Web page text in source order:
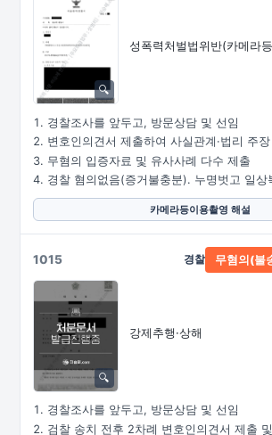
성폭력처벌법위반(카메라
경찰조사를 앞두고, 방문상담 및 선임
변호인의견서 제출하여 사실관계·법리 주장
무혐의 입증자료 및 유사사례 다수 제출
경찰 혐의없음(증거불충분). 누명벗고 일상
카메라등이용촬영 해설
1015
강제추행·상해
경찰 무혐의(불
경찰조사를 앞두고, 방문상담 및 선임
검찰 송치 전후 2차례 변호인의견서 제출